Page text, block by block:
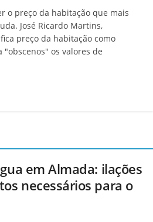
o preço da habitação que mais
José Ricardo Martins,
preço da habitação como
"obscenos" os valores de
em Almada: ilações
necessários para o